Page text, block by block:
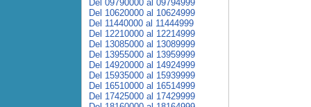
Del 09790000 al 09794999
Del 10620000 al 10624999
Del 11440000 al 11444999
Del 12210000 al 12214999
Del 13085000 al 13089999
Del 13955000 al 13959999
Del 14920000 al 14924999
Del 15935000 al 15939999
Del 16510000 al 16514999
Del 17425000 al 17429999